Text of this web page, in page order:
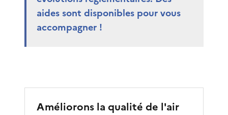
aides sont disponibles pour vous
accompagner !
Améliorons la qualité de l'air